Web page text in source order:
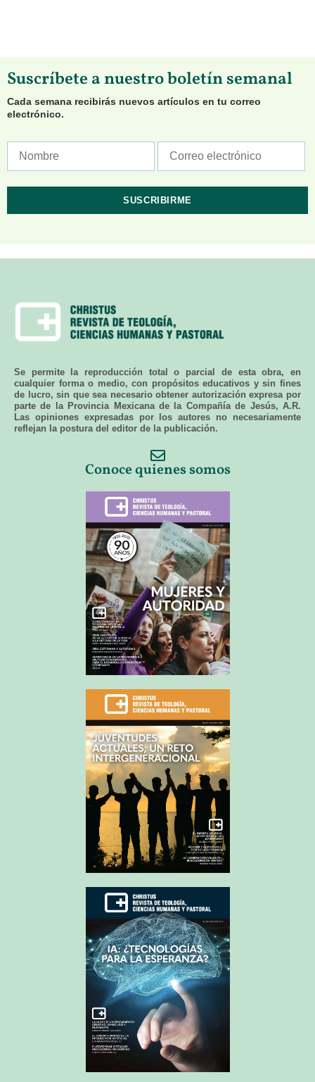
Suscríbete a nuestro boletín semanal
Cada semana recibirás nuevos artículos en tu correo
electrónico.
Se permite la reproducción total o parcial de esta obra, en
cualquier forma o medio, con propósitos educativos y sin fines
de lucro, sin que sea necesario obtener autorización expresa por
parte de la Provincia Mexicana de la Compañía de Jesús, A.R.
Las opiniones expresadas por los autores no necesariamente
reflejan la postura del editor de la publicación.
Conoce quienes somos